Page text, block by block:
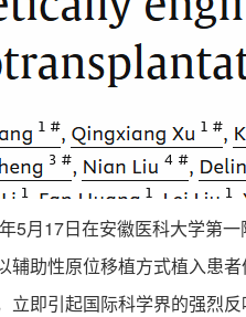
17日在安徽医科大学第一
辅助性原位移植方式植入患
即引起国际科学界的强烈